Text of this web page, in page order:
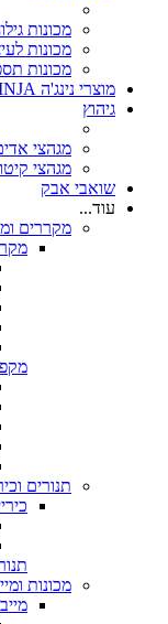
מכונות
מכונות
מכונות
מוצרי נינג'ה NINJA
גיהוץ
מגהצי
מגהצי
שואבי אבק
עוד...
מקררים
תנורים
מכונות